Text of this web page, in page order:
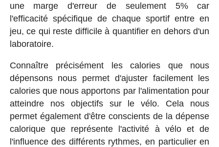
une marge d'erreur de seulement 5% car
l'efficacité spécifique de chaque sportif entre en
jeu, ce qui reste difficile à quantifier en dehors d'un
laboratoire.
Connaître précisément les calories que nous
dépensons nous permet d'ajuster facilement les
calories que nous apportons par l'alimentation pour
atteindre nos objectifs sur le vélo. Cela nous
permet également d'être conscients de la dépense
calorique que représente l'activité à vélo et de
l'influence des différents rythmes, en particulier en